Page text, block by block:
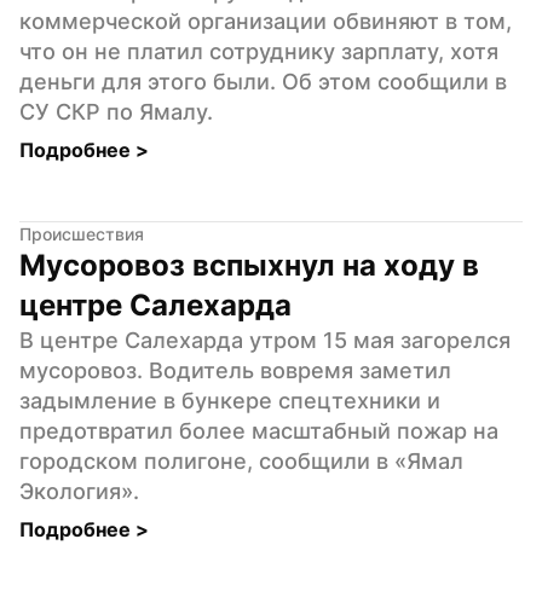
коммерческой организации обвиняют в том,
что он не платил сотруднику зарплату, хотя
деньги для этого были. Об этом сообщили в
СУ СКР по Ямалу.
Подробнее >
Происшествия
Мусоровоз вспыхнул на ходу в
центре Салехарда
В центре Салехарда утром 15 мая загорелся
мусоровоз. Водитель вовремя заметил
задымление в бункере спецтехники и
предотвратил более масштабный пожар на
городском полигоне, сообщили в «Ямал
Экология».
Подробнее >